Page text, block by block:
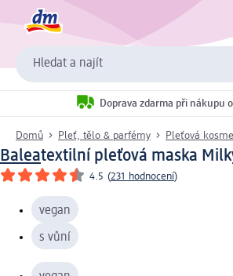
Hledat a najít
Doprava zdarma při nákupu
Domů Pleť, tělo & parfémy Pleťová
Baleatextilní pleťová maska
4.5 (231 hodnocení)
vegan
s vůní